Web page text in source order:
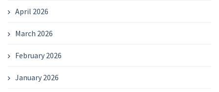
April 2026
March 2026
February 2026
January 2026